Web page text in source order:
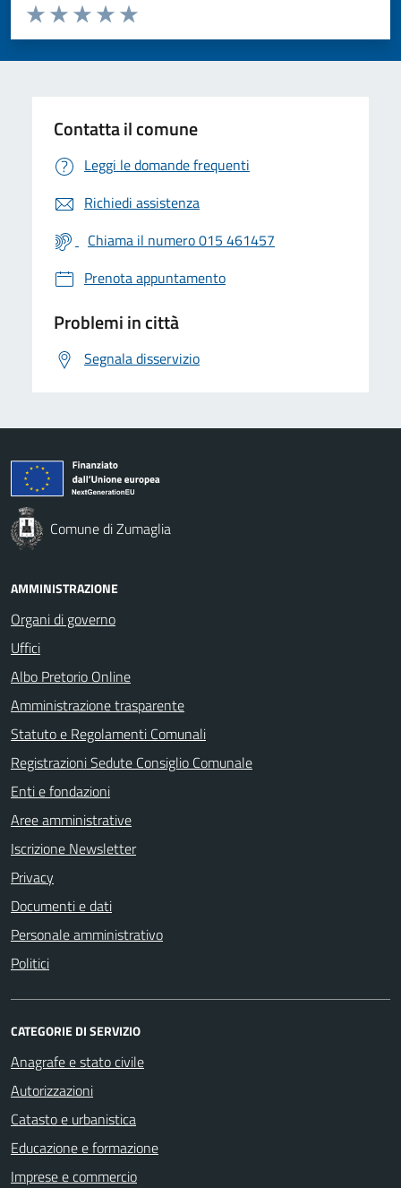
Valuta da 1 a 5 stelle la pagina
Valuta 5 stelle su 5
Valuta 4 stelle su 5
Valuta 3 stelle su 5
Valuta 2 stelle su 5
Valuta 1 stelle su 5
Contatta il comune
Leggi le domande frequenti
Richiedi assistenza
Chiama il numero 015 461457
Prenota appuntamento
Problemi in città
Segnala disservizio
Comune di Zumaglia
AMMINISTRAZIONE
Organi di governo
Uffici
Albo Pretorio Online
Amministrazione trasparente
Statuto e Regolamenti Comunali
Registrazioni Sedute Consiglio Comunale
Enti e fondazioni
Aree amministrative
Iscrizione Newsletter
Privacy
Documenti e dati
Personale amministrativo
Politici
CATEGORIE DI SERVIZIO
Anagrafe e stato civile
Autorizzazioni
Catasto e urbanistica
Educazione e formazione
Imprese e commercio